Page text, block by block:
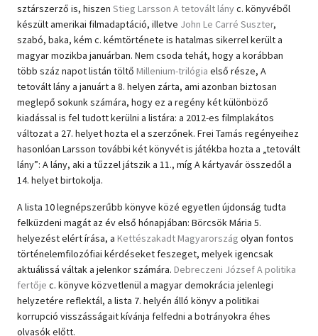
sztárszerző is, hiszen Stieg Larsson A tetovált lányc. könyvéből
készült amerikai filmadaptáció, illetve John Le Carré Suszter,
szabó, baka, kém c. kémtörténete is hatalmas sikerrel került a
magyar mozikba januárban. Nem csoda tehát, hogy a korábban
több száz napot listán töltő Millenium-trilógia első része, A
tetovált lány a januárt a 8. helyen zárta, ami azonban biztosan
meglepő sokunk számára, hogy ez a regény két különböző
kiadással is fel tudott kerülni a listára: a 2012-es filmplakátos
változat a 27. helyet hozta el a szerzőnek. Frei Tamás regényeihez
hasonlóan Larsson további két könyvét is játékba hozta a „tetovált
lány”: A lány, aki a tűzzel játszik a 11., míg A kártyavár összedől a
14. helyet birtokolja.
A lista 10 legnépszerűbb könyve közé egyetlen újdonság tudta
felküzdeni magát az év első hónapjában: Börcsök Mária 5.
helyezést elért írása, a Kettészakadt Magyarország olyan fontos
történelemfilozófiai kérdéseket feszeget, melyek igencsak
aktuálissá váltak a jelenkor számára. Debreczeni József A politika
fertője c. könyve közvetlenül a magyar demokrácia jelenlegi
helyzetére reflektál, a lista 7. helyén álló könyv a politikai
korrupció visszásságait kívánja felfedni a botrányokra éhes
olvasók előtt.